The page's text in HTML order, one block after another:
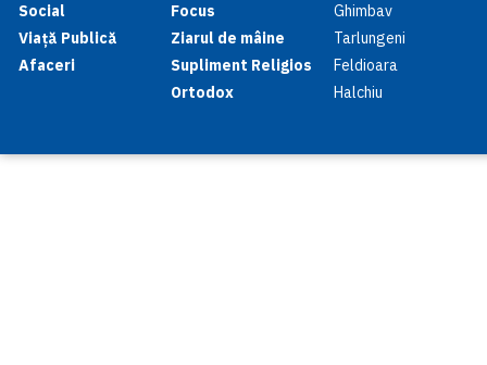
Social
Viață Publică
Afaceri
Focus
Ziarul de mâine
Supliment Religios
Ortodox
Ghimbav
Tarlungeni
Feldioara
Halchiu